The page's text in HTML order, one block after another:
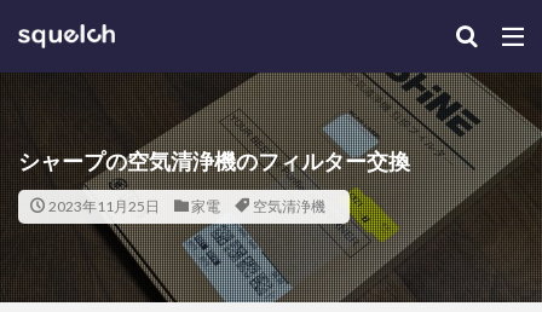
シャープの空気清浄機のフィルター交換
2023年11月25日 家電 空気清浄機